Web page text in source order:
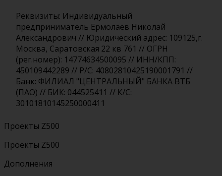
Реквизиты: Индивидуальный
предприниматель Ермолаев Николай
Александрович // Юридический адрес: 109125,г.
Москва, Саратовская 22 кв 761 // ОГРН
(рег.номер): 14774634500095 // ИНН/КПП:
450109442289 // Р/С: 40802810425190001791 //
Банк: ФИЛИАЛ "ЦЕНТРАЛЬНЫЙ" БАНКА ВТБ
(ПАО) // БИК: 044525411 // К/С:
30101810145250000411
Проекты Z500
Проекты Z500
Дополнения